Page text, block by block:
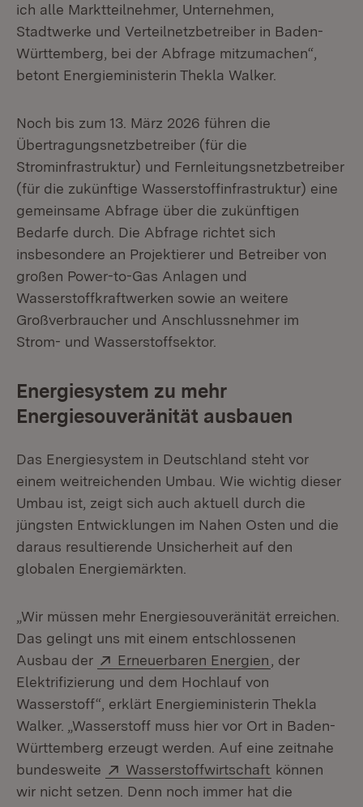
ich alle Marktteilnehmer, Unternehmen,
Stadtwerke und Verteilnetzbetreiber in Baden-
Württemberg, bei der Abfrage mitzumachen“,
betont Energieministerin Thekla Walker.
Noch bis zum 13. März 2026 führen die
Übertragungsnetzbetreiber (für die
Strominfrastruktur) und Fernleitungsnetzbetreiber
(für die zukünftige Wasserstoffinfrastruktur) eine
gemeinsame Abfrage über die zukünftigen
Bedarfe durch. Die Abfrage richtet sich
insbesondere an Projektierer und Betreiber von
großen Power-to-Gas Anlagen und
Wasserstoffkraftwerken sowie an weitere
Großverbraucher und Anschlussnehmer im
Strom- und Wasserstoffsektor.
Energiesystem zu mehr
Energiesouveränität ausbauen
Das Energiesystem in Deutschland steht vor
einem weitreichenden Umbau. Wie wichtig dieser
Umbau ist, zeigt sich auch aktuell durch die
jüngsten Entwicklungen im Nahen Osten und die
daraus resultierende Unsicherheit auf den
globalen Energiemärkten.
„Wir müssen mehr Energiesouveränität erreichen.
Das gelingt uns mit einem entschlossenen
Ausbau der
Extern:
Erneuerbaren Energien (Öffnet in
, der
Elektrifizierung und dem Hochlauf von
Wasserstoff“, erklärt Energieministerin Thekla
Walker. „Wasserstoff muss hier vor Ort in Baden-
Württemberg erzeugt werden. Auf eine zeitnahe
bundesweite
Extern:
Wasserstoffwirtschaft (Öffnet in
können
wir nicht setzen. Denn noch immer hat die